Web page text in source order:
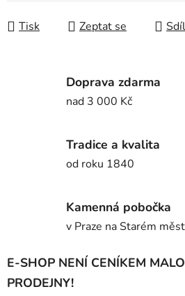
Tisk Zeptat se
Doprava zdarma
nad 3 000 Kč
Tradice a kvalita
od roku 1840
Kamenná pobočka
v Praze na Starém
E-SHOP NENÍ CENÍKEM
PRODEJNY!